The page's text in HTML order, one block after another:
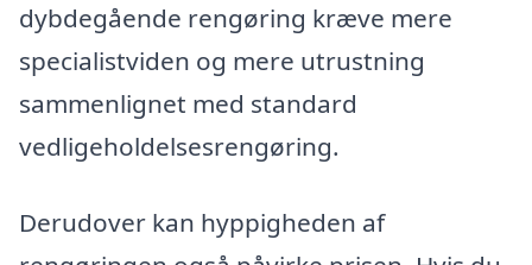
dybdegående rengøring kræve mere
specialistviden og mere utrustning
sammenlignet med standard
vedligeholdelsesrengøring.
Derudover kan hyppigheden af